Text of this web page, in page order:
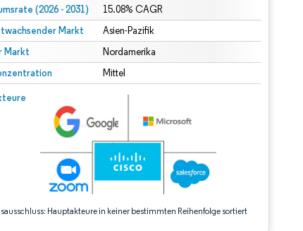
(2026 - 2031) 15.08% CAGR
Markt Asien-Pazifik
Markt Nordamerika
Mittel
Hauptakteure in keiner bestimmten Reihenfolge sortiert
Intelligence. Wiederverwendung erfordert Namensnennung gemäß CC BY 4.0.
gemäß CC BY 4.0.